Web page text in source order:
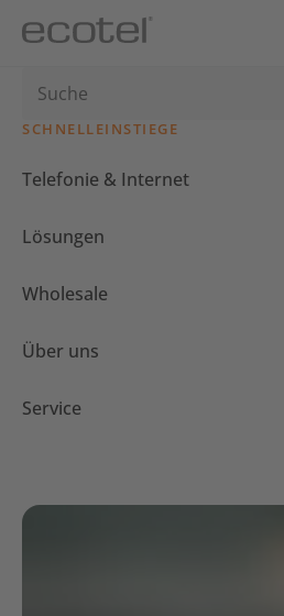
SCHNELLEINSTIEGE
Telefonie & Internet
Lösungen
Wholesale
Über uns
Service